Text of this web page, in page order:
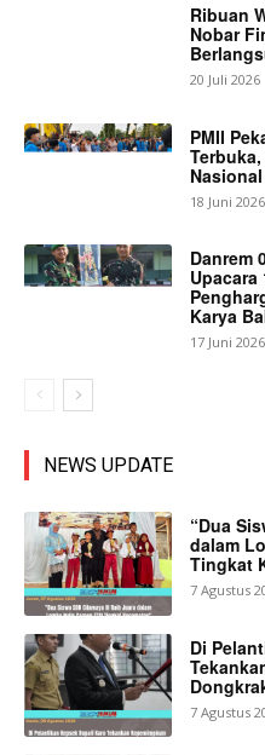
Ribuan
Nobar
20 Juli 2026
PMII
18 Juni 2026
Danrem
Upacara
Karya
17 Juni 2026
NEWS UPDATE
“Dua
dalam
Tingkat
7 Agustus
Di
7 Agustus